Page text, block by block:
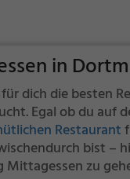
in
dich die besten
Egal ob du auf
Restaurant
bist –
Mittagessen zu